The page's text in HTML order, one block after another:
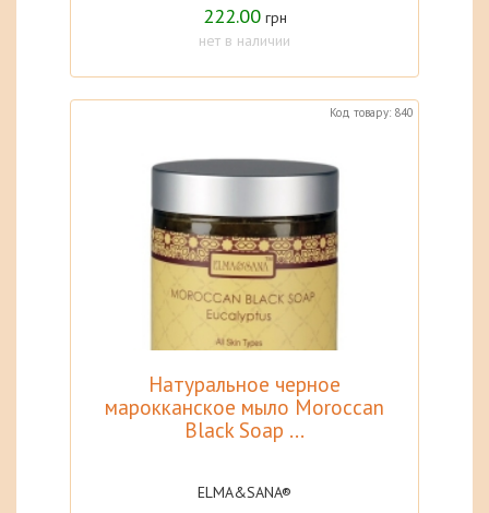
222.00 грн
нет в наличии
Код товару: 840
Натуральное черное
марокканское мыло Moroccan
Black Soap ...
ELMA&SANA®